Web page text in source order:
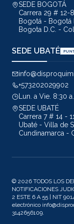
SEDE BOGOTÁ
Carrera 29 # 12-
Bogotá - Bogotá
Bogota D.C. -
SEDE UBATÉ
+573202029902
Lun. a Vie. 8:30
SEDE UBATÉ
Carrera 7 # 14 -
Ubaté - Villa de
Cundinamarca -
© 2026 TODOS LOS
NOTIFICACIONES
2 ESTE 6 A 55 | NIT
electrónico
3142656109.